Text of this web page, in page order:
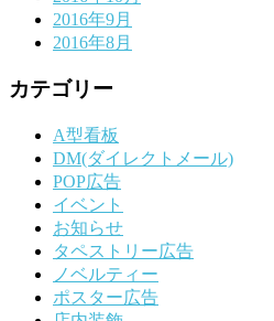
2016年9月
2016年8月
カテゴリー
A型看板
DM(ダイレクトメール)
POP広告
イベント
お知らせ
タペストリー広告
ノベルティー
ポスター広告